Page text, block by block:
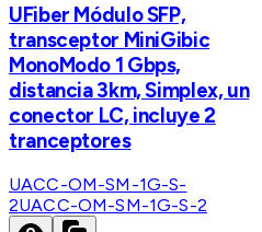
UFiber Módulo SFP,
transceptor MiniGibic
MonoModo 1 Gbps,
distancia 3km, Simplex, un
conector LC, incluye 2
tranceptores
UACC-OM-SM-1G-S-
2UACC-OM-SM-1G-S-2